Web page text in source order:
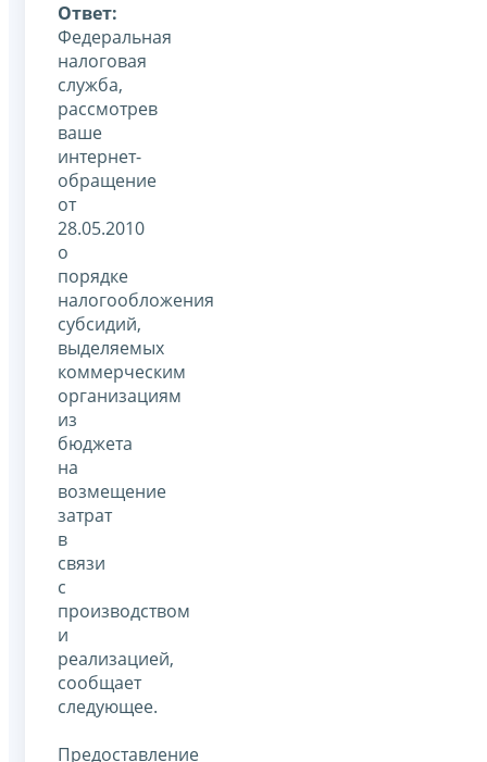
Ответ:
Федеральная
налоговая
служба,
рассмотрев
ваше
интернет-
обращение
от
28.05.2010
о
порядке
налогообложения
субсидий,
выделяемых
коммерческим
организациям
из
бюджета
на
возмещение
затрат
в
связи
с
производством
и
реализацией,
сообщает
следующее.
Предоставление